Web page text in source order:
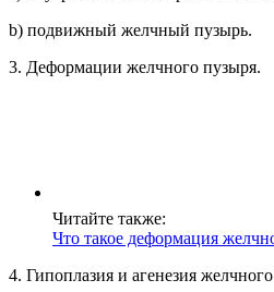
b) подвижный желчный пузырь.
3. Деформации желчного пузыря.
Читайте также:
Что такое деформация
4. Гипоплазия и агенезия